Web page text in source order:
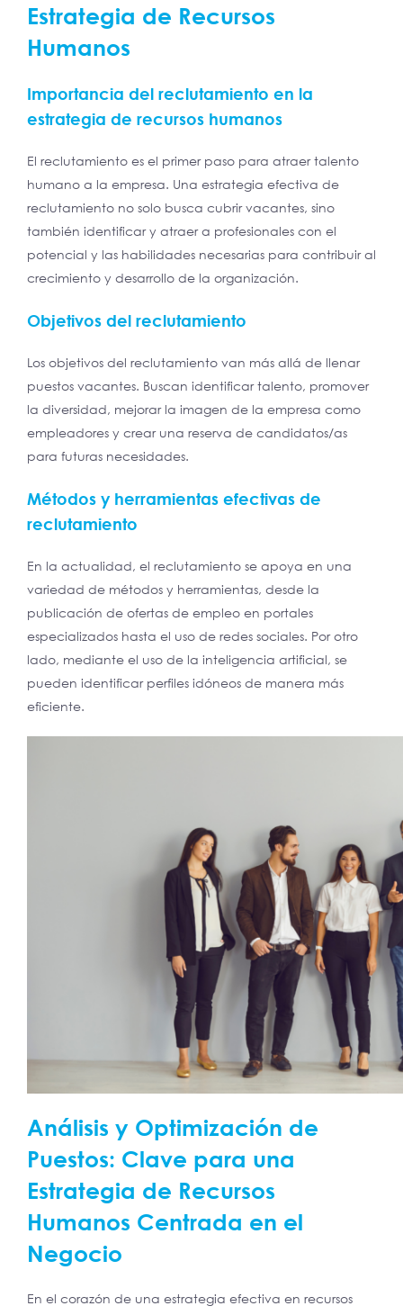
Estrategia de Recursos
Humanos
Importancia del reclutamiento en la
estrategia de recursos humanos
El reclutamiento es el primer paso para atraer talento
humano a la empresa. Una estrategia efectiva de
reclutamiento no solo busca cubrir vacantes, sino
también identificar y atraer a profesionales con el
potencial y las habilidades necesarias para contribuir al
crecimiento y desarrollo de la organización.
Objetivos del reclutamiento
Los objetivos del reclutamiento van más allá de llenar
puestos vacantes. Buscan identificar talento, promover
la diversidad, mejorar la imagen de la empresa como
empleadores y crear una reserva de candidatos/as
para futuras necesidades.
Métodos y herramientas efectivas de
reclutamiento
En la actualidad, el reclutamiento se apoya en una
variedad de métodos y herramientas, desde la
publicación de ofertas de empleo en portales
especializados hasta el uso de redes sociales. Por otro
lado, mediante el uso de la inteligencia artificial, se
pueden identificar perfiles idóneos de manera más
eficiente.
Análisis y Optimización de
Puestos: Clave para una
Estrategia de Recursos
Humanos Centrada en el
Negocio
En el corazón de una estrategia efectiva en recursos